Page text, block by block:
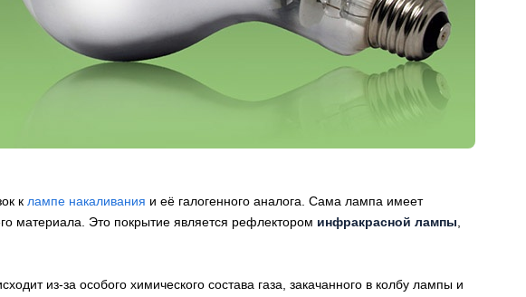
к лампе накаливания и её галогенного аналога. Сама лампа имеет
материала. Это покрытие является рефлектором инфракрасной лампы
из-за особого химического состава газа, закачанного в колбу лампы и